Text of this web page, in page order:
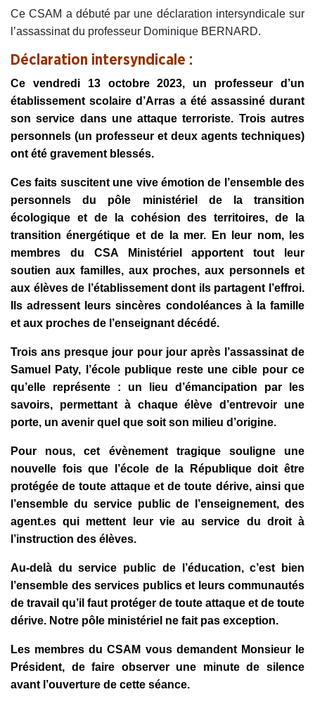
Ce CSAM a débuté par une déclaration intersyndicale sur
l’assassinat du professeur Dominique BERNARD.
Déclaration intersyndicale :
Ce vendredi 13 octobre 2023, un professeur d’un
établissement scolaire d’Arras a été assassiné durant
son service dans une attaque terroriste. Trois autres
personnels (un professeur et deux agents techniques)
ont été gravement blessés.
Ces faits suscitent une vive émotion de l’ensemble des
personnels du pôle ministériel de la transition
écologique et de la cohésion des territoires, de la
transition énergétique et de la mer. En leur nom, les
membres du CSA Ministériel apportent tout leur
soutien aux familles, aux proches, aux personnels et
aux élèves de l’établissement dont ils partagent l’effroi.
Ils adressent leurs sincères condoléances à la famille
et aux proches de l’enseignant décédé.
Trois ans presque jour pour jour après l’assassinat de
Samuel Paty, l’école publique reste une cible pour ce
qu’elle représente : un lieu d’émancipation par les
savoirs, permettant à chaque élève d’entrevoir une
porte, un avenir quel que soit son milieu d’origine.
Pour nous, cet évènement tragique souligne une
nouvelle fois que l’école de la République doit être
protégée de toute attaque et de toute dérive, ainsi que
l’ensemble du service public de l’enseignement, des
agent.es qui mettent leur vie au service du droit à
l’instruction des élèves.
Au-delà du service public de l’éducation, c’est bien
l’ensemble des services publics et leurs communautés
de travail qu’il faut protéger de toute attaque et de toute
dérive. Notre pôle ministériel ne fait pas exception.
Les membres du CSAM vous demandent Monsieur le
Président, de faire observer une minute de silence
avant l’ouverture de cette séance.